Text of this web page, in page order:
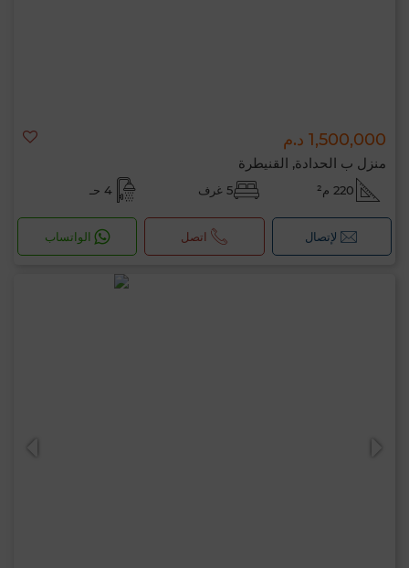
1,500,000 د.م
منزل ب الحدادة, القنيطرة
220 م² 5 غرف 4 حـ
لإتصال اتصل الواتساب